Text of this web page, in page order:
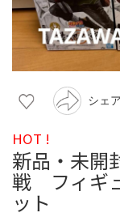
シェア
HOT !
新品・未開
戦 フィギ
ット